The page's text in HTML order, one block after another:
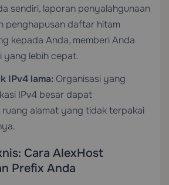
sendiri, laporan penyalahgunaan
penghapusan daftar hitam
kepada Anda, memberi Anda
yang lebih cepat.
IPv4 lama: Organisasi yang
IPv4 besar dapat
alamat yang tidak terpakai
Cara AlexHost
Prefix Anda